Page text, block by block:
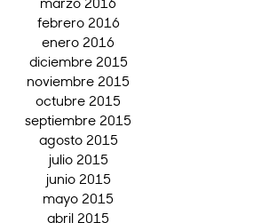
febrero 2016
enero 2016
diciembre 2015
noviembre 2015
octubre 2015
septiembre 2015
agosto 2015
julio 2015
junio 2015
mayo 2015
abril 2015